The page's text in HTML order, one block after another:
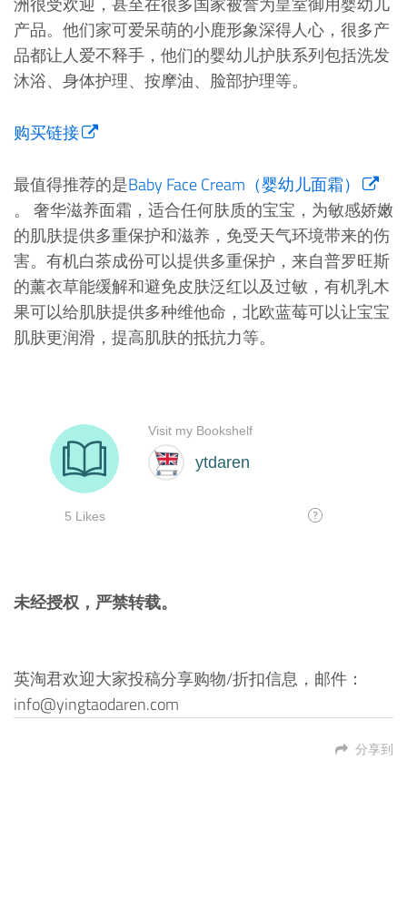
产品。他们家可爱呆萌的小鹿形象深得人心，很多产
品都让人爱不释手，他们的婴幼儿护肤系列包括洗发
沐浴、身体护理、按摩油、脸部护理等。
购买链接
最值得推荐的是Baby Face Cream（婴幼儿面霜）
。 奢华滋养面霜，适合任何肤质的宝宝，为敏感娇嫩
的肌肤提供多重保护和滋养，免受天气环境带来的伤
害。有机白茶成份可以提供多重保护，来自普罗旺斯
的薰衣草能缓解和避免皮肤泛红以及过敏，有机乳木
果可以给肌肤提供多种维他命，北欧蓝莓可以让宝宝
肌肤更润滑，提高肌肤的抵抗力等。
未经授权，严禁转载。
英淘君欢迎大家投稿分享购物/折扣信息，邮件：
info@yingtaodaren.com
分享到